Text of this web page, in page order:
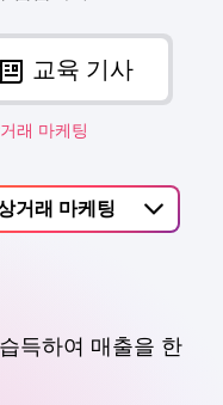
교육 기사
래 마케팅
거래 마케팅
득하여 매출을 한